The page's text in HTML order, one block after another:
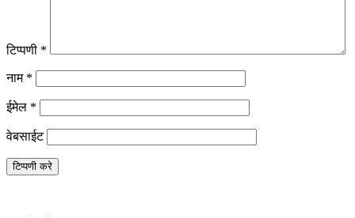
टिप्पणी *
नाम *
ईमेल *
वेबसाईट